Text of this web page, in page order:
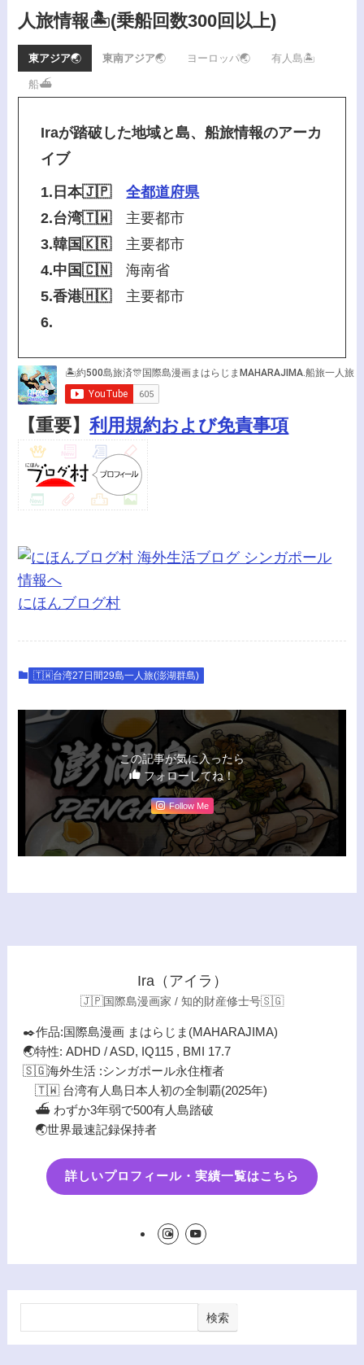
人旅情報🏝️(乗船回数300回以上)
東アジア🌏 東南アジア🌏 ヨーロッパ🌏 有人島🏝️
船⛴️
Iraが踏破した地域と島、船旅情報のアーカ
イブ
1.日本🇯🇵
全都道府県
2.台湾🇹🇼主要都市
3.韓国🇰🇷主要都市
4.中国🇨🇳海南省
5.香港🇭🇰主要都市
6.
【重要】利用規約および免責事項
にほんブログ村
🇹🇼台湾27日間29島一人旅(澎湖群島)
この記事が気に入ったら
フォローしてね！
Follow Me
Ira（アイラ）
🇯🇵国際島漫画家 / 知的財産修士号🇸🇬
✒️作品:国際島漫画 まはらじま(MAHARAJIMA)
🌏特性: ADHD / ASD, IQ115 , BMI 17.7
🇸🇬海外生活 :シンガポール永住権者
🇹🇼 台湾有人島日本人初の全制覇(2025年)
⛴️ わずか3年弱で500有人島踏破
🌏世界最速記録保持者
詳しいプロフィール・実績一覧はこちら
検索